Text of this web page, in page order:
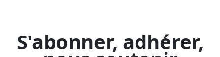
S'abonner, adhérer,